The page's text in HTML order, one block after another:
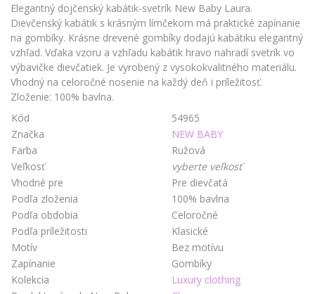
Elegantný dojčenský kabátik-svetrík New Baby Laura.
Dievčenský kabátik s krásným límčekom má praktické zapínanie
na gombíky. Krásne drevené gombíky dodajú kabátiku elegantný
vzhľad. Vďaka vzoru a vzhľadu kabátik hravo nahradí svetrík vo
výbavičke dievčatiek. Je vyrobený z vysokokvalitného materiálu.
Vhodný na celoročné nosenie na každý deň i príležitosť.
Zloženie: 100% bavlna.
Kód
54965
Značka
NEW BABY
Farba
Ružová
Veľkosť
vyberte veľkosť
Vhodné pre
Pre dievčatá
Podľa zloženia
100% bavlna
Podľa obdobia
Celoročné
Podľa príležitosti
Klasické
Motív
Bez motívu
Zapínanie
Gombíky
Kolekcia
Luxury clothing